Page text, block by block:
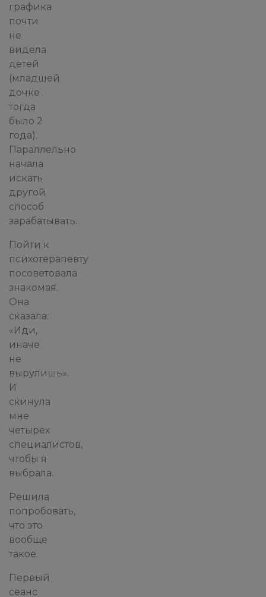
графика
почти
не
видела
детей
(младшей
дочке
тогда
было 2
года).
Параллельно
начала
искать
другой
способ
зарабатывать.
Пойти к
психотерапевту
посоветовала
знакомая.
Она
сказала:
«Иди,
иначе
не
вырулишь».
И
скинула
мне
четырех
специалистов,
чтобы я
выбрала.
Решила
попробовать,
что это
вообще
такое.
Первый
сеанс